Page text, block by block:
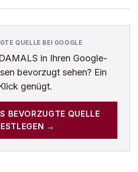
QUELLE BEI GOOGLE
DAMALS in Ihren Google-
bevorzugt sehen? Ein
genügt.
BEVORZUGTE QUELLE
→